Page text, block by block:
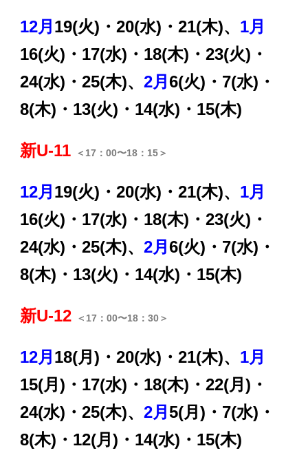
12月 19(火)・20(水)・21(木)、 1月
16(火)・17(水)・18(木)・23(火)・
24(水)・25(木)、 2月 6(火)・7(水)・
8(木)・13(火)・14(水)・15(木)
新U-11 ＜17：00〜18：15＞
12月 19(火)・20(水)・21(木)、 1月
16(火)・17(水)・18(木)・23(火)・
24(水)・25(木)、 2月 6(火)・7(水)・
8(木)・13(火)・14(水)・15(木)
新U-12 ＜17：00〜18：30＞
12月 18(月)・20(水) ・21(木)、 1月
15(月)・17(水) ・18(木) ・22(月)・
24(水) ・25(木)、 2月 5(月)・7(水)・
8(木)・12(月)・14(水)・15(木)